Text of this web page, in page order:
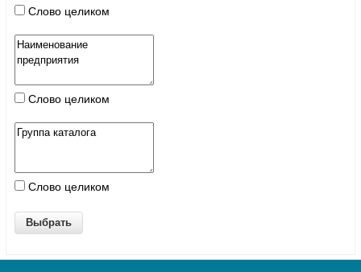
Слово целиком
Слово целиком
Слово целиком